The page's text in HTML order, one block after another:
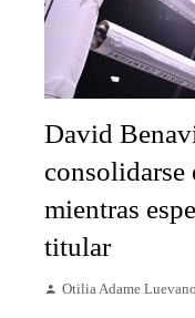
David
consolidarse
mientras
titular
Otilia Adame Luevano